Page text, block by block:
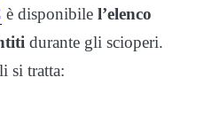
è disponibile l’elenco
durante gli scioperi.
si tratta: